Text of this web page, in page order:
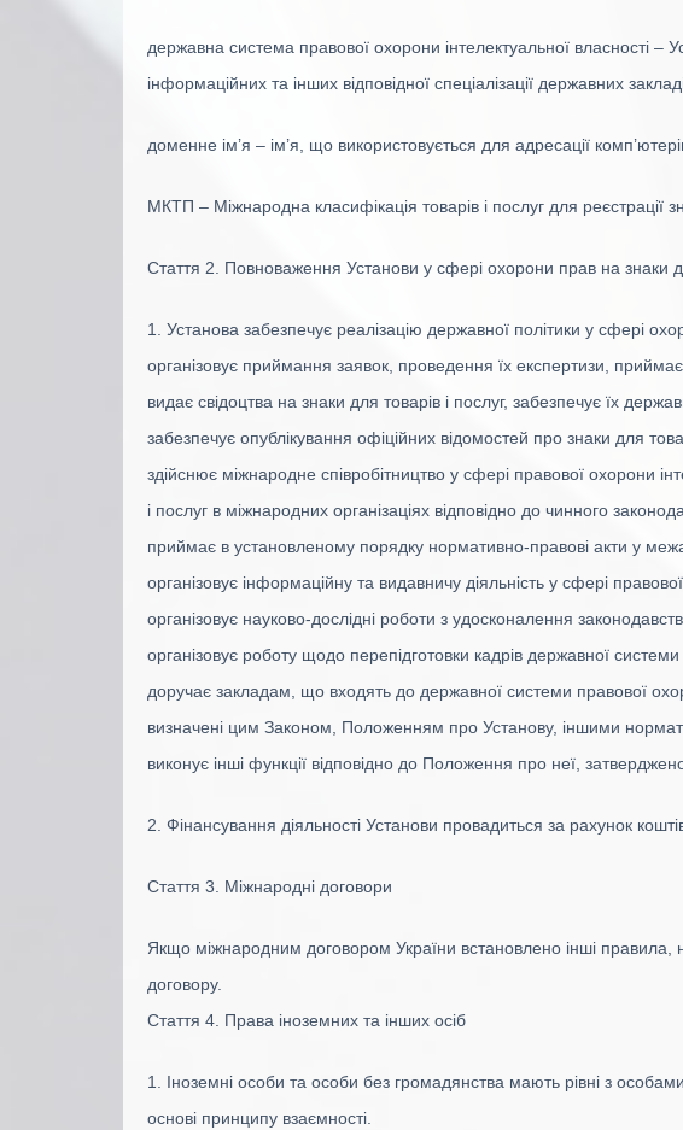
державна система правової охорони інтелектуальної власності –
інформаційних та інших відповідної спеціалізації державних
доменне ім’я – ім’я, що використовується для адресації
МКТП – Міжнародна класифікація товарів і послуг для реєстрації
Стаття 2. Повноваження Установи у сфері охорони прав на знаки
1. Установа забезпечує реалізацію державної політики у сфері
організовує приймання заявок, проведення їх експертизи,
видає свідоцтва на знаки для товарів і послуг, забезпечує їх
забезпечує опублікування офіційних відомостей про знаки для
здійснює міжнародне співробітництво у сфері правової охорони
і послуг в міжнародних організаціях відповідно до чинного
приймає в установленому порядку нормативно-правові акти у
організовує інформаційну та видавничу діяльність у сфері
організовує науково-дослідні роботи з удосконалення
організовує роботу щодо перепідготовки кадрів державної
доручає закладам, що входять до державної системи правової
визначені цим Законом, Положенням про Установу, іншими
виконує інші функції відповідно до Положення про неї,
2. Фінансування діяльності Установи провадиться за рахунок
Стаття 3. Міжнародні договори
Якщо міжнародним договором України встановлено інші правила,
договору.
Стаття 4. Права іноземних та інших осіб
1. Іноземні особи та особи без громадянства мають рівні з
основі принципу взаємності.